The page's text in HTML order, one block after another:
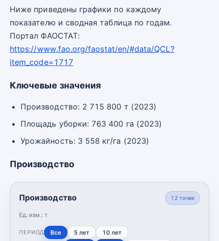
Ниже приведены графики по каждому
показателю и сводная таблица по годам.
Портал ФАОСТАТ:
https://www.fao.org/faostat/en/#data/QCL?
item_code=1717
Ключевые значения
Производство: 2 715 800 т (2023)
Площадь уборки: 763 400 га (2023)
Урожайность: 3 558 кг/га (2023)
Производство
Производство
Ед. изм.: т
12 точек
ПЕРИОД Все 5 лет 10 лет